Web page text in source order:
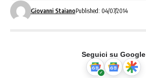
Giovanni StaianoPublished: 04/07/2014
Seguici su Google